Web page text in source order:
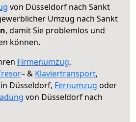
von Düsseldorf nach Sankt
Umzug nach Sankt
, damit Sie problemlos und
können.
Firmenumzug,
– & Klaviertransport,
in Düsseldorf, Fernumzug oder
von Düsseldorf nach